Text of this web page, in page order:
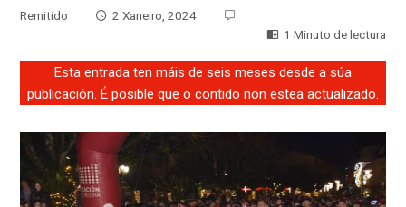
Remitido
2 Xaneiro, 2024
1 Minuto de lectura
Esta entrada ten máis de seis meses desde a súa
publicación. É posible que o contido non estea actualizado.